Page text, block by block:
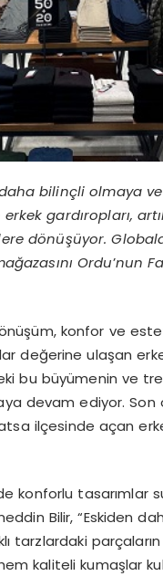
bilinçli olmaya
gardıropları,
dönüşüyor.
azasını Ordu’nun
konfor ve
değerine ulaşan
bu büyümenin ve
devam ediyor. Son
ilçesinde açan
tasarımlar
Bilir, “Eskiden
tarzlardaki
kaliteli kumaşlar